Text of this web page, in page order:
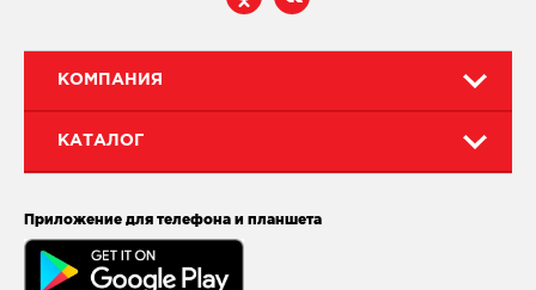
КОМПАНИЯ
КАТАЛОГ
Приложение для телефона и планшета